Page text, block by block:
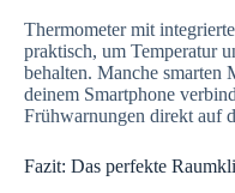
Thermometer mit
praktisch, um Temperatur
behalten. Manche smarten
deinem Smartphone
Frühwarnungen direkt auf
Fazit: Das perfekte